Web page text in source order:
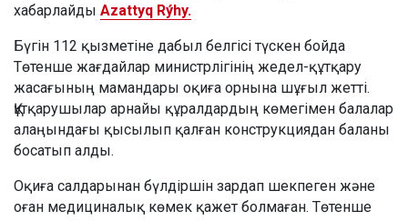
хабарлайды Azattyq Rýhy.
Бүгін 112 қызметіне дабыл белгісі түскен бойда
Төтенше жағдайлар министрлігінің жедел-құтқару
жасағының мамандары оқиға орнына шұғыл жетті.
Құтқарушылар арнайы құралдардың көмегімен балалар
алаңындағы қысылып қалған конструкциядан баланы
босатып алды.
Оқиға салдарынан бүлдіршін зардап шекпеген және
оған медициналық көмек қажет болмаған. Төтенше